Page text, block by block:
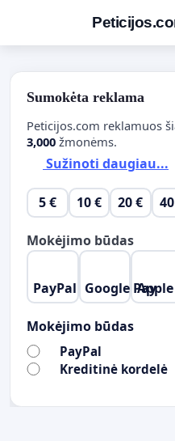
Sumokėta reklama
Peticijos.com reklamuos
3,000 žmonėms.
Sužinoti daugiau...
5 € 10 € 20 €
Mokėjimo būdas
PayPal Google Pay
Mokėjimo būdas
PayPal
Kreditinė kordelė